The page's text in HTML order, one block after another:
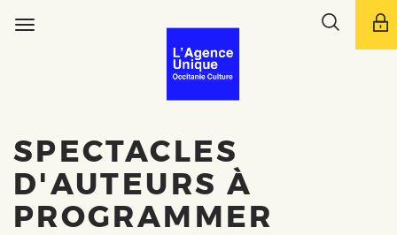
Toggle
SPECTACLES
D'AUTEURS À
PROGRAMMER